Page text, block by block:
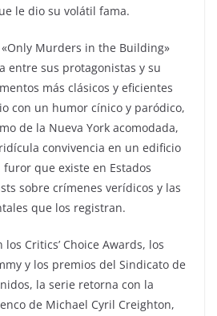
le dio su volátil fama.
Murders in the Building»
entre sus protagonistas y su
más clásicos y eficientes
con un humor cínico y paródico,
de la Nueva York acomodada,
convivencia en un edificio
que existe en Estados
sobre crímenes verídicos y las
que los registran.
Critics’ Choice Awards, los
y los premios del Sindicato de
la serie retorna con la
de Michael Cyril Creighton,